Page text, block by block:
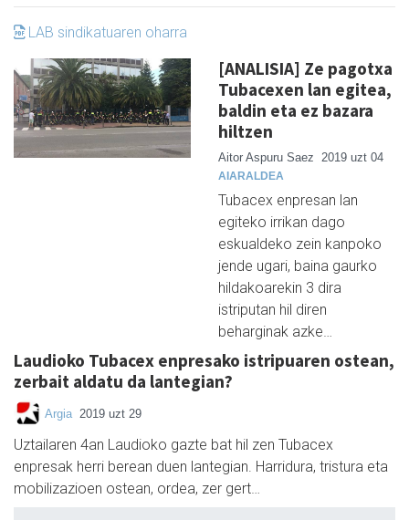
LAB sindikatuaren oharra
[ANALISIA] Ze pagotxa
Tubacexen lan egitea,
baldin eta ez bazara
hiltzen
Aitor Aspuru Saez 2019 uzt 04
AIARALDEA
Tubacex enpresan lan
egiteko irrikan dago
eskualdeko zein kanpoko
jende ugari, baina gaurko
hildakoarekin 3 dira
istriputan hil diren
beharginak azke…
Laudioko Tubacex enpresako istripuaren ostean,
zerbait aldatu da lantegian?
Argia 2019 uzt 29
Uztailaren 4an Laudioko gazte bat hil zen Tubacex
enpresak herri berean duen lantegian. Harridura, tristura eta
mobilizazioen ostean, ordea, zer gert…